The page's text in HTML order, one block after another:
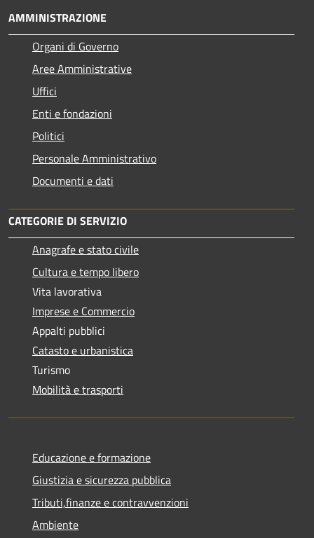
AMMINISTRAZIONE
Organi di Governo
Aree Amministrative
Uffici
Enti e fondazioni
Politici
Personale Amministrativo
Documenti e dati
CATEGORIE DI SERVIZIO
Anagrafe e stato civile
Cultura e tempo libero
Vita lavorativa
Imprese e Commercio
Appalti pubblici
Catasto e urbanistica
Turismo
Mobilità e trasporti
Educazione e formazione
Giustizia e sicurezza pubblica
Tributi,finanze e contravvenzioni
Ambiente